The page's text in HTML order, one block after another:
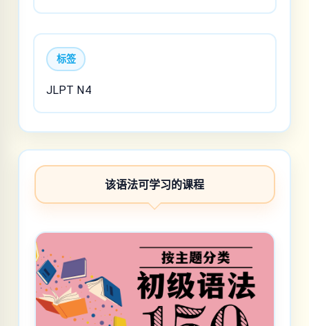
标签
JLPT N4
该语法可学习的课程